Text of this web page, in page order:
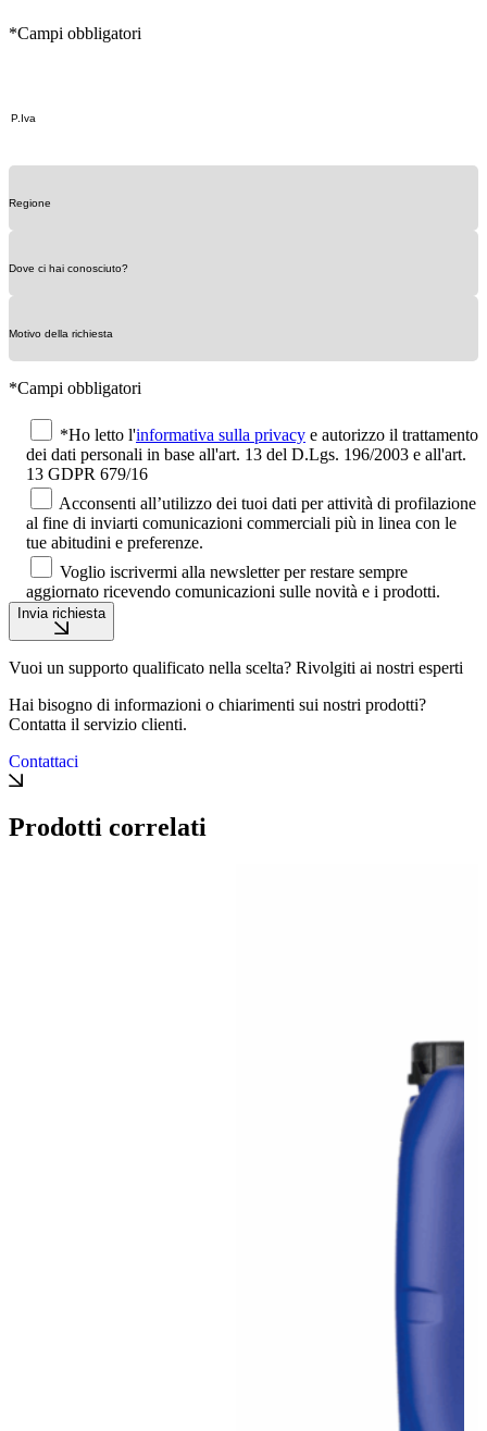
*Campi obbligatori
*Campi obbligatori
*Ho letto l'informativa sulla privacy e autorizzo il trattamento
dei dati personali in base all'art. 13 del D.Lgs. 196/2003 e all'art.
13 GDPR 679/16
Acconsenti all’utilizzo dei tuoi dati per attività di profilazione
al fine di inviarti comunicazioni commerciali più in linea con le
tue abitudini e preferenze.
Voglio iscrivermi alla newsletter per restare sempre
aggiornato ricevendo comunicazioni sulle novità e i prodotti.
Invia richiesta
Vuoi un supporto qualificato nella scelta? Rivolgiti ai nostri esperti
Hai bisogno di informazioni o chiarimenti sui nostri prodotti?
Contatta il servizio clienti.
Contattaci
Prodotti correlati